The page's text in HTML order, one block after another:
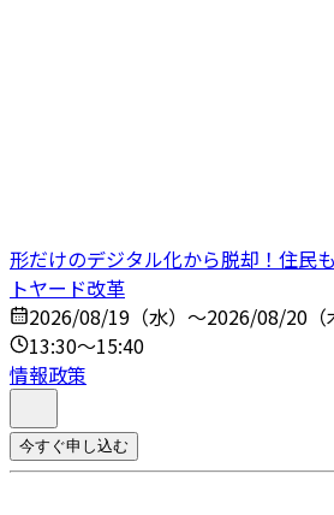
形だけのデジタル化から脱却！住民
トヤード改革
2026/08/19（水）～2026/08/20（
13:30～15:40
情報政策
今すぐ申し込む